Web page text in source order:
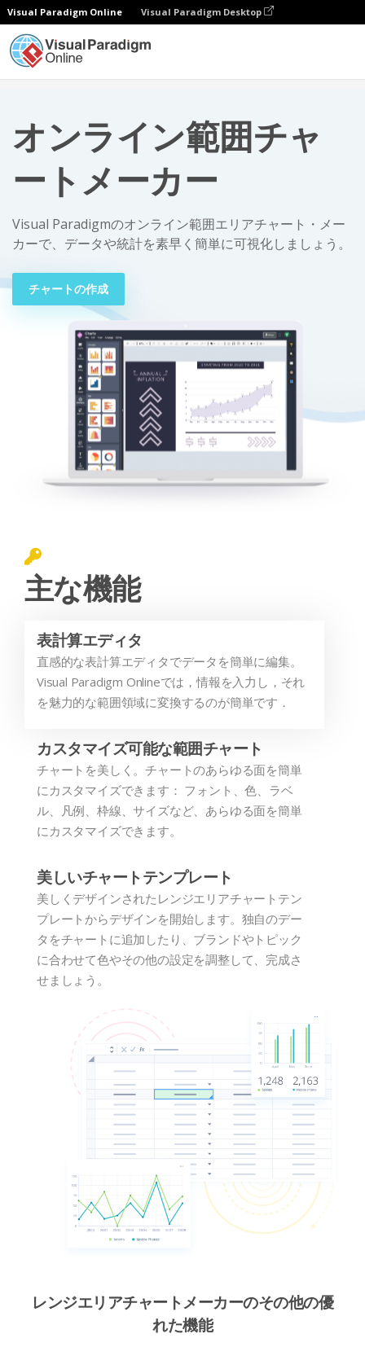
Visual Paradigm Online Visual Paradigm Desktop
オンライン範囲チャ
ートメーカー
Visual Paradigmのオンライン範囲エリアチャート・メー
カーで、データや統計を素早く簡単に可視化しましょう。
チャートの作成
主な機能
表計算エディタ
直感的な表計算エディタでデータを簡単に編集。
Visual Paradigm Onlineでは，情報を入力し，それ
を魅力的な範囲領域に変換するのが簡単です．
カスタマイズ可能な範囲チャート
チャートを美しく。チャートのあらゆる面を簡単
にカスタマイズできます： フォント、色、ラベ
ル、凡例、枠線、サイズなど、あらゆる面を簡単
にカスタマイズできます。
美しいチャートテンプレート
美しくデザインされたレンジエリアチャートテン
プレートからデザインを開始します。独自のデー
タをチャートに追加したり、ブランドやトピック
に合わせて色やその他の設定を調整して、完成さ
せましょう。
レンジエリアチャートメーカーのその他の優
れた機能